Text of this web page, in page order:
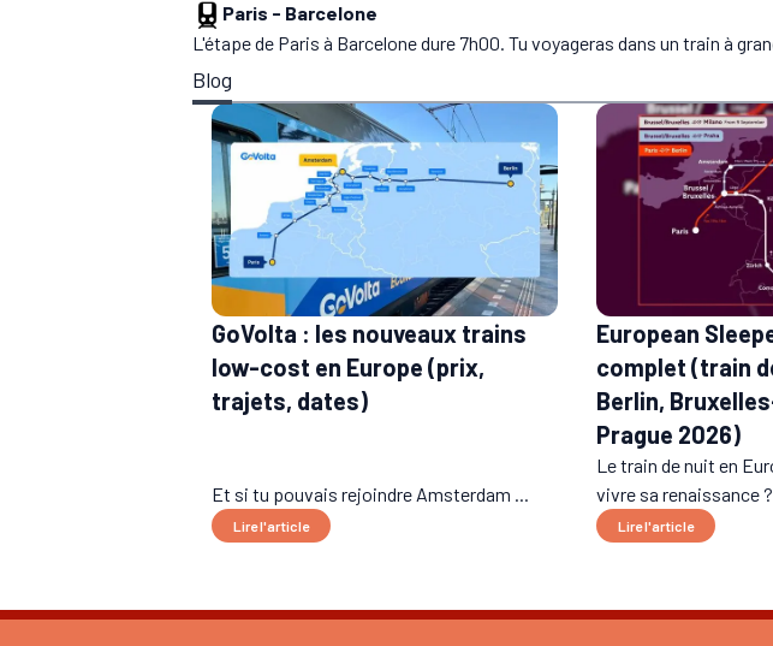
Paris - Barcelone
L'étape de Paris à Barcelone dure 7h00. Tu voyageras dans un train à
Blog
GoVolta : les nouveaux trains
low-cost en Europe (prix,
trajets, dates)
Et si tu pouvais rejoindre Amsterdam ...
Lire l'article
European
complet (train
Berlin,
Prague 2026)
Le train de nuit en
vivre sa renaissance ?
Lire l'article